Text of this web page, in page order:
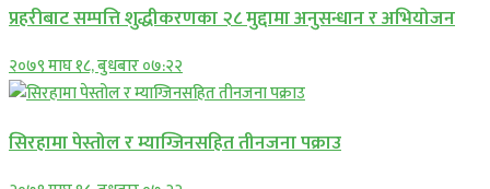
प्रहरीबाट सम्पत्ति शुद्धीकरणका २८ मुद्दामा अनुसन्धान र अभियोजन
२०७९ माघ १८, बुधबार ०७:२२
सिरहामा पेस्तोल र म्याग्जिनसहित तीनजना पक्राउ